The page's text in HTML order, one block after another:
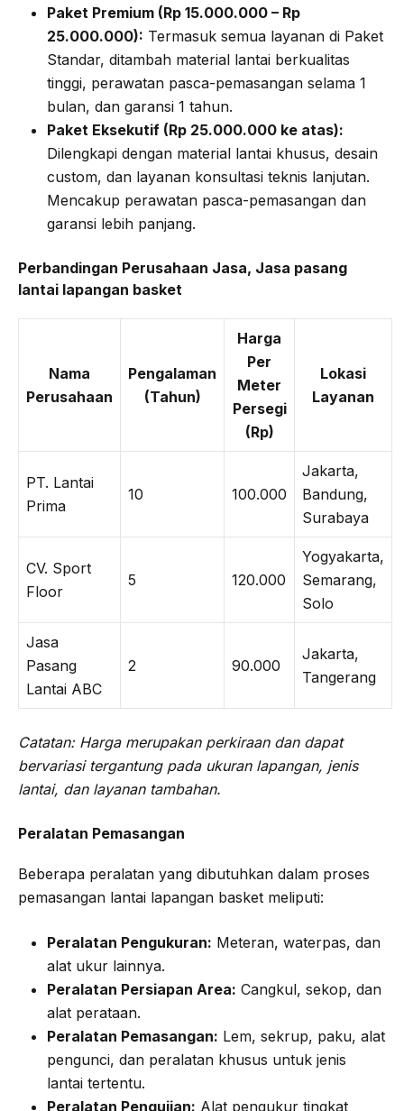
Paket Premium (Rp 15.000.000 – Rp
25.000.000): Termasuk semua layanan di Paket
Standar, ditambah material lantai berkualitas
tinggi, perawatan pasca-pemasangan selama 1
bulan, dan garansi 1 tahun.
Paket Eksekutif (Rp 25.000.000 ke atas):
Dilengkapi dengan material lantai khusus, desain
custom, dan layanan konsultasi teknis lanjutan.
Mencakup perawatan pasca-pemasangan dan
garansi lebih panjang.
Perbandingan Perusahaan Jasa, Jasa pasang
lantai lapangan basket
Nama
Perusahaan
Pengalaman
(Tahun)
Harga
Per
Meter
Persegi
(Rp)
Lokasi
Layanan
PT. Lantai
Prima
10 100.000
Jakarta,
Bandung,
Surabaya
CV. Sport
Floor
5 120.000
Yogyakarta,
Semarang,
Solo
Jasa
Pasang
Lantai ABC
2 90.000
Jakarta,
Tangerang
Catatan: Harga merupakan perkiraan dan dapat
bervariasi tergantung pada ukuran lapangan, jenis
lantai, dan layanan tambahan.
Peralatan Pemasangan
Beberapa peralatan yang dibutuhkan dalam proses
pemasangan lantai lapangan basket meliputi:
Peralatan Pengukuran: Meteran, waterpas, dan
alat ukur lainnya.
Peralatan Persiapan Area: Cangkul, sekop, dan
alat perataan.
Peralatan Pemasangan: Lem, sekrup, paku, alat
pengunci, dan peralatan khusus untuk jenis
lantai tertentu.
Peralatan Pengujian: Alat pengukur tingkat